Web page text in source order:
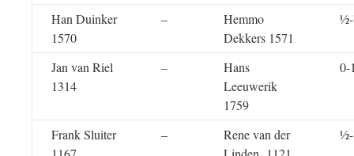
Han Duinker
1570
–
Hemmo
Dekkers 1571
Jan van Riel
1314
–
Hans
Leeuwerik
1759
0-
Frank Sluiter
–
Rene van der